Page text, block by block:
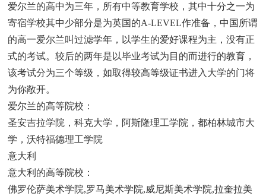
爱尔兰的高中为三年，所有中等教育学校，其中十分之一为
寄宿学校其中少部分是为英国的A-LEVEL作准备，中国所谓
的高一爱尔兰叫过滤学年，以学生的爱好课程为主，没有正
式的考试。较后的两年是以毕业考试为目的而进行的教育，
该考试分为三个等级，如取得较高等级证书进入大学的门将
为你敞开。
爱尔兰的高等院校：
圣安吉拉学院，科克大学，阿斯隆理工学院，都柏林城市大
学，沃特福德理工学院
意大利
意大利的高等院校：
佛罗伦萨美术学院,罗马美术学院,威尼斯美术学院,拉奎拉美